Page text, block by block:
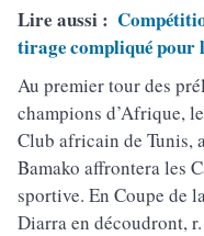
Lire aussi :
tirage compliqué pour
Au premier tour des
champions d’Afrique,
Club africain de Tunis,
Bamako affrontera les
sportive. En Coupe de
Diarra en découdront, r.